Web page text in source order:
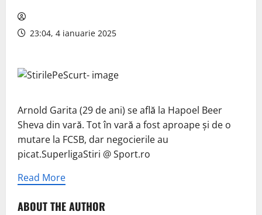
23:04, 4 ianuarie 2025
Arnold Garita (29 de ani) se află la Hapoel Beer
Sheva din vară. Tot în vară a fost aproape și de o
mutare la FCSB, dar negocierile au
picat.SuperligaStiri @ Sport.ro
Read More
ABOUT THE AUTHOR